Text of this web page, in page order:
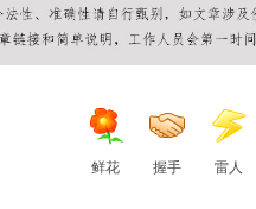
鲜花 握手 雷人